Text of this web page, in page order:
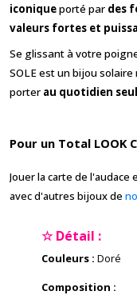
iconiqueporté par des
valeurs fortes et
Se glissant à votre
SOLE est un bijou solaire
porter au quotidien
Pour un Total LOOK
Jouer la carte de l'audace
avec d'autres bijoux de
☆ Détail :
Couleurs : Doré
Composition :